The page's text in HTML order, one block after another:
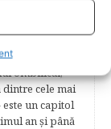
dedicate
ÎN PRIMUL
sugarului.
ombilical,
cele mai
un capitol
an şi până